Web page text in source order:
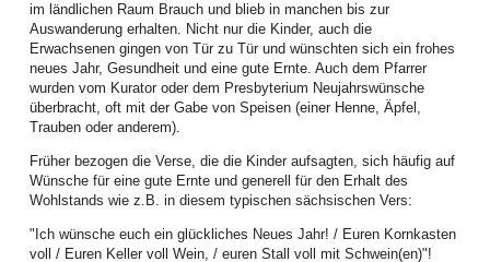
Höhepunkt dieser Landesweiten Werkstatt für WGT-Multiplikatorinnen war ein
Zoom-Gespräch mit Priester Emeka Emeakaroha, der sich zu dem Zeitpunkt
in Ihitte befand und sein soziales Projekt in Wort und Bild vorstellte. Die
Teilnehmerinnen waren zutiefst beeindruckt. Für dieses Krankenhaus, bei
dem über 70.000 Menschen aus der Region medizinische Verpflegung
erhalten, und die Schule, wo über 900 Kindern Zugang zu Bildung geboten
wird, ist dann auch die Kollekte des WGT in unserer Landeskirche
eingehoben worden.
Im Februar boten Frauen einen Entspannungsnachmittag an: der Einladung
der Mitarbeiterinnen der Frauenarbeit folgten Mitte Februar viel mehr Frauen
als erwartet. Juliane Topârcean (Hermannstadt) stellte zwei Methoden vor:
PME (progressive Muskelentspannung nach Jacobsen) und Qigong. Die
im ländlichen Raum Brauch und blieb in manchen bis zur
Auswanderung erhalten. Nicht nur die Kinder, auch die
Erwachsenen gingen von Tür zu Tür und wünschten sich ein frohes
neues Jahr, Gesundheit und eine gute Ernte. Auch dem Pfarrer
wurden vom Kurator oder dem Presbyterium Neujahrswünsche
überbracht, oft mit der Gabe von Speisen (einer Henne, Äpfel,
Trauben oder anderem).
Früher bezogen die Verse, die die Kinder aufsagten, sich häufig auf
Wünsche für eine gute Ernte und generell für den Erhalt des
Wohlstands wie z.B. in diesem typischen sächsischen Vers:
"Ich wünsche euch ein glückliches Neues Jahr! / Euren Kornkasten
voll / Euren Keller voll Wein, / euren Stall voll mit Schwein(en)"!